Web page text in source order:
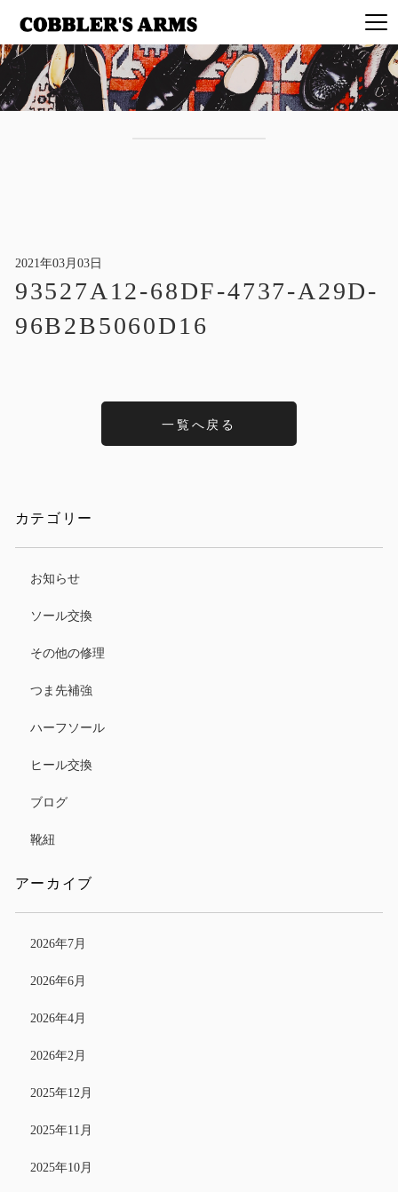
2021年03月03日
93527A12-68DF-4737-A29D-
96B2B5060D16
一覧へ戻る
カテゴリー
お知らせ
ソール交換
その他の修理
つま先補強
ハーフソール
ヒール交換
ブログ
靴紐
アーカイブ
2026年7月
2026年6月
2026年4月
2026年2月
2025年12月
2025年11月
2025年10月